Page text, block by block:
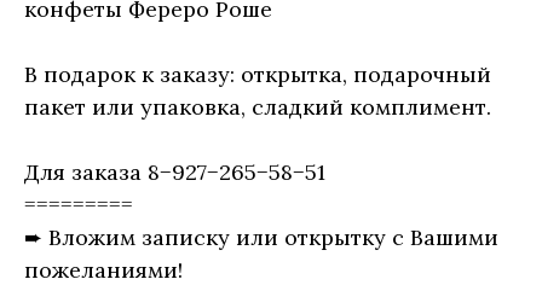
конфеты Фереро Роше
В подарок к заказу: открытка, подарочный
пакет или упаковка, сладкий комплимент.
Для заказа 8−927−265−58−51
=========
➨ Вложим записку или открытку с Вашими
пожеланиями!